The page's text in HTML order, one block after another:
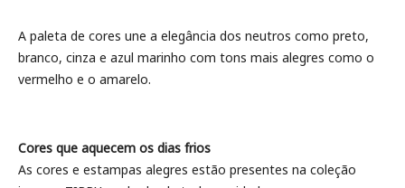
A paleta de cores une a elegância dos neutros como preto,
branco, cinza e azul marinho com tons mais alegres como o
vermelho e o amarelo.
Cores que aquecem os dias frios
As cores e estampas alegres estão presentes na coleção